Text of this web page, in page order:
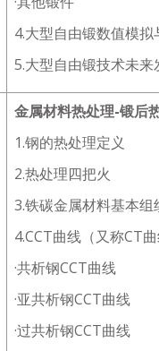
4.大型自由锻数值模
5.大型自由锻技术未来
金属材料热处理-锻后
1.钢的热处理定义
2.热处理四把火
3.铁碳金属材料基本组
4.CCT曲线（又称CT
·共析钢CCT曲线
·亚共析钢CCT曲线
·过共析钢CCT曲线